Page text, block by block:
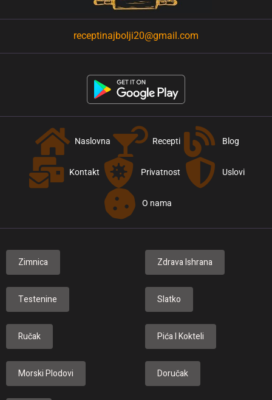
receptinajbolji20@gmail.com
Naslovna Recepti Blog
Kontakt Privatnost Uslovi
O nama
Zimnica Zdrava Ishrana
Testenine Slatko
Ručak Pića I Kokteli
Morski Plodovi Doručak